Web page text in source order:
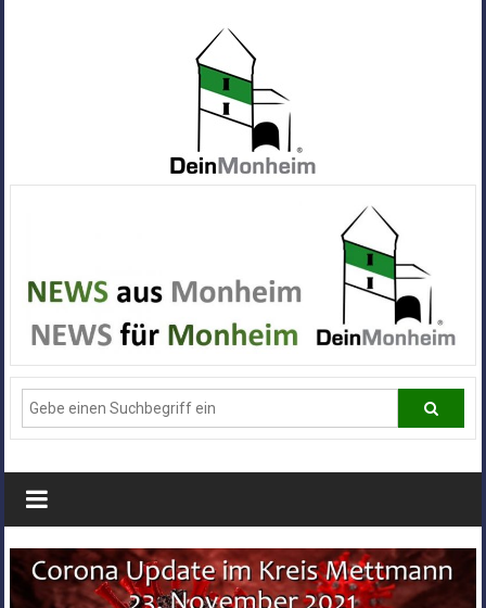
Alle
News
aus
Deiner
Stadt
Monheim